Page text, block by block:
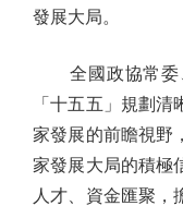
發展大局。
全國政協常委
「十五五」規劃
家發展的前瞻視野
家發展大局的積極
人才、資金匯聚，